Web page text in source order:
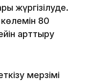
жүргізілуде.
80
арттыру
мерзімі